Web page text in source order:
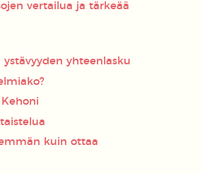
vertailua ja tärkeää
ystävyyden yhteenlasku
kuin ottaa